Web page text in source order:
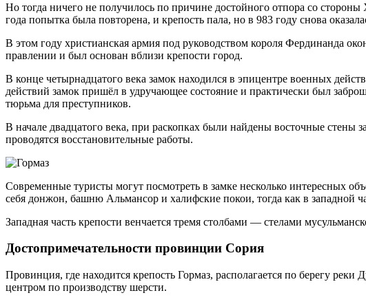
Но тогда ничего не получилось по причине достойного отпора со
года попытка была повторена, и крепость пала, но в 983 году снова
В этом году христианская армия под руководством короля Фердинанда
правлении и был основан вблизи крепости город.
В конце четырнадцатого века замок находился в эпицентре военных
действий замок пришёл в удручающее состояние и практически был
тюрьма для преступников.
В начале двадцатого века, при раскопках были найдены восточные стены
проводятся восстановительные работы.
Современные туристы могут посмотреть в замке несколько интересных
себя донжон, башню Альмансор и халифские покои, тогда как в западной
Западная часть крепости венчается тремя столбами — стелами
Достопримечательности провинции Сория
Провинция, где находится крепость Гормаз, располагается по берегу
центром по производству шерсти.